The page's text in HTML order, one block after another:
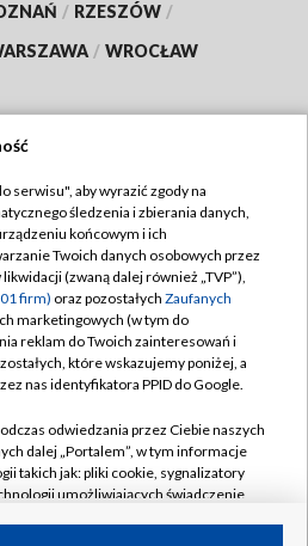
/ RZESZÓW /
/ WROCŁAW
TVP
TVP
prywatności
Moje zgody
Pomoc
Kontakt
Kanały
serwisu", aby wyrazić zgody na
śledzenia i zbierania danych,
końcowym i ich
Twoich danych osobowych przez
(zwaną dalej również „TVP”),
firm) oraz pozostałych Zaufanych
marketingowych (w tym do
reklam do Twoich zainteresowań i
które wskazujemy poniżej, a
nas identyfikatora PPID do Google.
odwiedzania przez Ciebie naszych
dalej „Portalem”, w tym informacje
takich jak: pliki cookie, sygnalizatory
umożliwiających świadczenie